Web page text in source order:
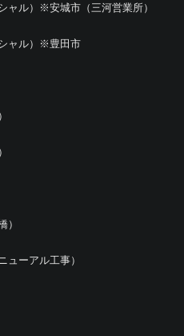
ャル）※安城市（三河営業所）
ャル）※豊田市
）
ューアル工事）